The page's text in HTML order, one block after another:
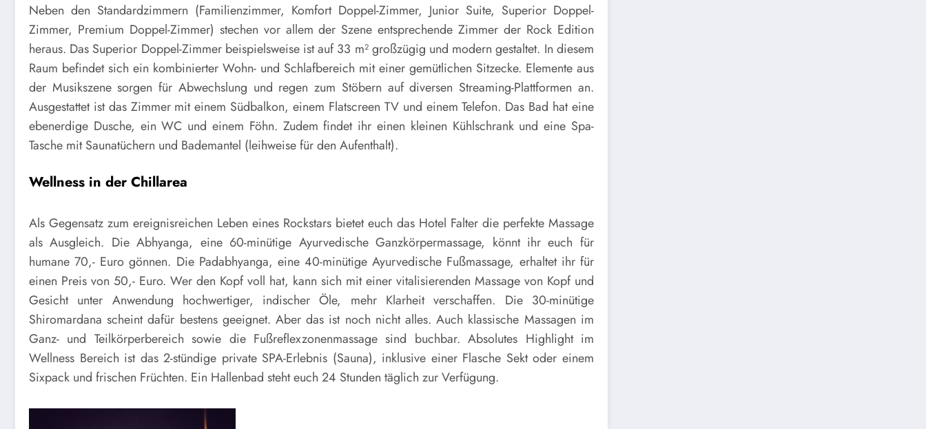
Neben den Standardzimmern (Familienzimmer, Komfort Doppel-Zimmer, Junior Suite, Superior Doppel-
Zimmer, Premium Doppel-Zimmer) stechen vor allem der Szene entsprechende Zimmer der Rock Edition
heraus. Das Superior Doppel-Zimmer beispielsweise ist auf 33 m² großzügig und modern gestaltet. In diesem
Raum befindet sich ein kombinierter Wohn- und Schlafbereich mit einer gemütlichen Sitzecke. Elemente aus
der Musikszene sorgen für Abwechslung und regen zum Stöbern auf diversen Streaming-Plattformen an.
Ausgestattet ist das Zimmer mit einem Südbalkon, einem Flatscreen TV und einem Telefon. Das Bad hat eine
ebenerdige Dusche, ein WC und einem Föhn. Zudem findet ihr einen kleinen Kühlschrank und eine Spa-
Tasche mit Saunatüchern und Bademantel (leihweise für den Aufenthalt).
Wellness in der Chillarea
Als Gegensatz zum ereignisreichen Leben eines Rockstars bietet euch das Hotel Falter die perfekte Massage
als Ausgleich. Die Abhyanga, eine 60-minütige Ayurvedische Ganzkörpermassage, könnt ihr euch für
humane 70,- Euro gönnen. Die Padabhyanga, eine 40-minütige Ayurvedische Fußmassage, erhaltet ihr für
einen Preis von 50,- Euro. Wer den Kopf voll hat, kann sich mit einer vitalisierenden Massage von Kopf und
Gesicht unter Anwendung hochwertiger, indischer Öle, mehr Klarheit verschaffen. Die 30-minütige
Shiromardana scheint dafür bestens geeignet. Aber das ist noch nicht alles. Auch klassische Massagen im
Ganz- und Teilkörperbereich sowie die Fußreflexzonenmassage sind buchbar. Absolutes Highlight im
Wellness Bereich ist das 2-stündige private SPA-Erlebnis (Sauna), inklusive einer Flasche Sekt oder einem
Sixpack und frischen Früchten. Ein Hallenbad steht euch 24 Stunden täglich zur Verfügung.